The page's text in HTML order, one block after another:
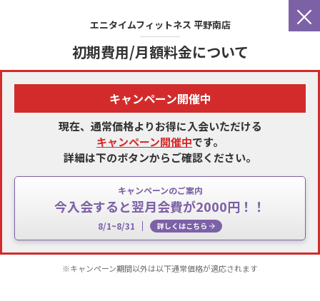
×
エニタイムフィットネス 平野南店
初期費用/月額料金について
キャンペーン開催中
現在、通常価格よりお得に入会いただける
キャンペーン開催中です。
詳細は下のボタンからご確認ください。
キャンペーンのご案内
今入会すると翌月会費が2000円！！
8/1~8/31 詳しくはこちら
※キャンペーン期間以外は以下通常価格が適応されます